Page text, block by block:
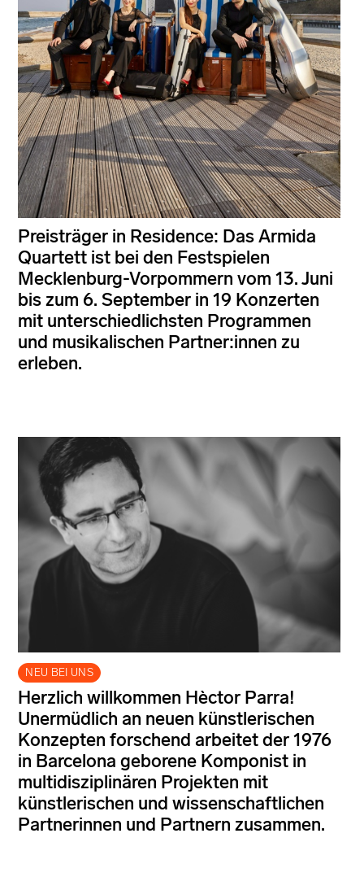
Preisträger in Residence: Das Armida
Quartett ist bei den Festspielen
Mecklenburg-Vorpommern vom 13. Juni
bis zum 6. September in 19 Konzerten
mit unterschiedlichsten Programmen
und musikalischen Partner:innen zu
erleben.
NEU BEI UNS
Herzlich willkommen Hèctor Parra!
Unermüdlich an neuen künstlerischen
Konzepten forschend arbeitet der 1976
in Barcelona geborene Komponist in
multidisziplinären Projekten mit
künstlerischen und wissenschaftlichen
Partnerinnen und Partnern zusammen.